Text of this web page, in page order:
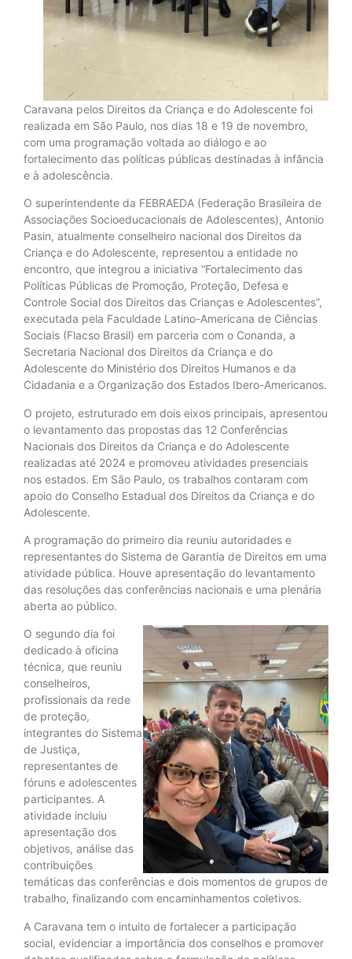
Caravana pelos Direitos da Criança e do Adolescente foi
realizada em São Paulo, nos dias 18 e 19 de novembro,
com uma programação voltada ao diálogo e ao
fortalecimento das políticas públicas destinadas à infância
e à adolescência.
O superintendente da FEBRAEDA (Federação Brasileira de
Associações Socioeducacionais de Adolescentes), Antonio
Pasin, atualmente conselheiro nacional dos Direitos da
Criança e do Adolescente, representou a entidade no
encontro, que integrou a iniciativa “Fortalecimento das
Políticas Públicas de Promoção, Proteção, Defesa e
Controle Social dos Direitos das Crianças e Adolescentes”,
executada pela Faculdade Latino-Americana de Ciências
Sociais (Flacso Brasil) em parceria com o Conanda, a
Secretaria Nacional dos Direitos da Criança e do
Adolescente do Ministério dos Direitos Humanos e da
Cidadania e a Organização dos Estados Ibero-Americanos.
O projeto, estruturado em dois eixos principais, apresentou
o levantamento das propostas das 12 Conferências
Nacionais dos Direitos da Criança e do Adolescente
realizadas até 2024 e promoveu atividades presenciais
nos estados. Em São Paulo, os trabalhos contaram com
apoio do Conselho Estadual dos Direitos da Criança e do
Adolescente.
A programação do primeiro dia reuniu autoridades e
representantes do Sistema de Garantia de Direitos em uma
atividade pública. Houve apresentação do levantamento
das resoluções das conferências nacionais e uma plenária
aberta ao público.
O segundo dia foi
dedicado à oficina
técnica, que reuniu
conselheiros,
profissionais da rede
de proteção,
integrantes do Sistema
de Justiça,
representantes de
fóruns e adolescentes
participantes. A
atividade incluiu
apresentação dos
objetivos, análise das
contribuições
temáticas das conferências e dois momentos de grupos de
trabalho, finalizando com encaminhamentos coletivos.
A Caravana tem o intuito de fortalecer a participação
social, evidenciar a importância dos conselhos e promover